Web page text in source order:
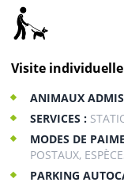
Visite
ANIMAUX
SERVICES :
MODES DE
POSTAUX,
PARKING